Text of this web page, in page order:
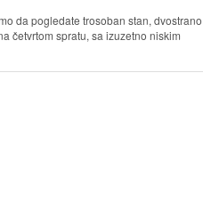
da pogledate trosoban stan, dvostrano
četvrtom spratu, sa izuzetno niskim